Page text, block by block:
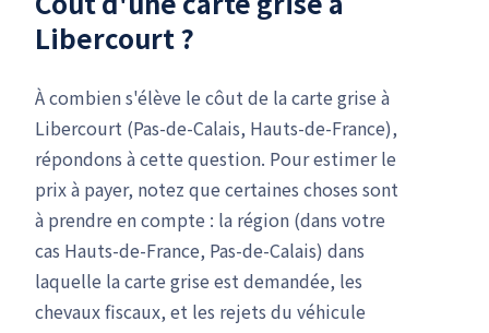
Libercourt ?
À combien s'élève le côut de la carte grise à
Libercourt (Pas-de-Calais, Hauts-de-France),
répondons à cette question. Pour estimer le
prix à payer, notez que certaines choses sont
à prendre en compte : la région (dans votre
cas Hauts-de-France, Pas-de-Calais) dans
laquelle la carte grise est demandée, les
chevaux fiscaux, et les rejets du véhicule